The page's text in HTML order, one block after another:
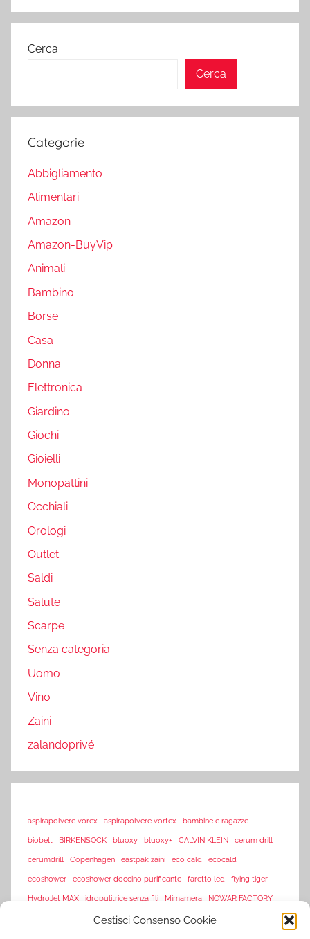
Gestisci Consenso Cookie
Cerca
Cerca
Categorie
Abbigliamento
Alimentari
Amazon
Amazon-BuyVip
Animali
Bambino
Borse
Casa
Donna
Elettronica
Giardino
Giochi
Gioielli
Monopattini
Occhiali
Orologi
Outlet
Saldi
Salute
Scarpe
Senza categoria
Uomo
Vino
Zaini
zalandoprivé
aspirapolvere vorex aspirapolvere vortex bambine e ragazze
biobelt BIRKENSOCK bluoxy bluoxy+ CALVIN KLEIN cerum drill
cerumdrill Copenhagen eastpak zaini eco cald ecocald
ecoshower ecoshower doccino purificante faretto led flying tiger
HydroJet MAX idropulitrice senza fili Mimamera NOWAR FACTORY
offerte flash amazon offerte lampo piscine sarenza